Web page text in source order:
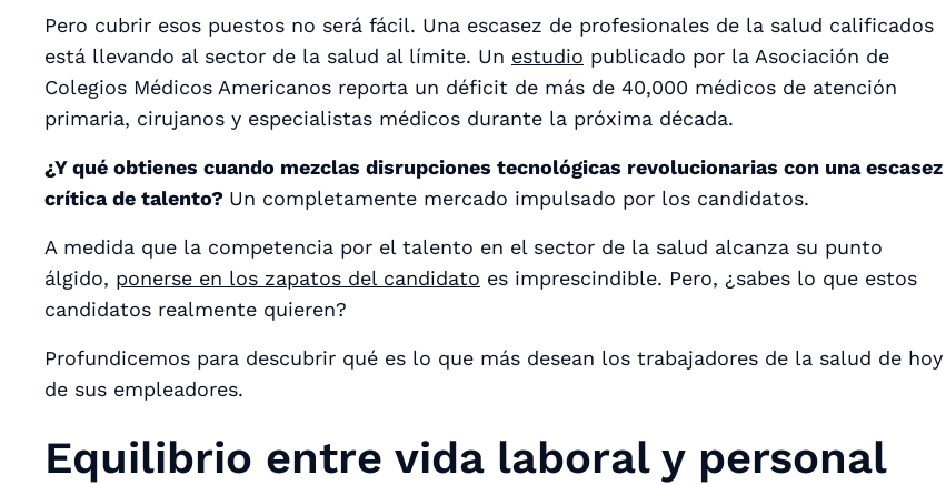
Pero cubrir esos puestos no será fácil. Una escasez de profesionales de la salud calificados
está llevando al sector de la salud al límite. Un estudio publicado por la Asociación de
Colegios Médicos Americanos reporta un déficit de más de 40,000 médicos de atención
primaria, cirujanos y especialistas médicos durante la próxima década.
¿Y qué obtienes cuando mezclas disrupciones tecnológicas revolucionarias con una escasez
crítica de talento? Un completamente mercado impulsado por los candidatos.
A medida que la competencia por el talento en el sector de la salud alcanza su punto
álgido, ponerse en los zapatos del candidato es imprescindible. Pero, ¿sabes lo que estos
candidatos realmente quieren?
Profundicemos para descubrir qué es lo que más desean los trabajadores de la salud de hoy
de sus empleadores.
Equilibrio entre vida laboral y personal